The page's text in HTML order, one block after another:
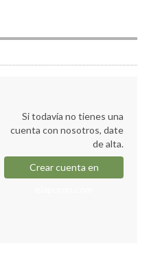
Si todavía no tienes una
cuenta con nosotros, date
de alta.
Crear cuenta en